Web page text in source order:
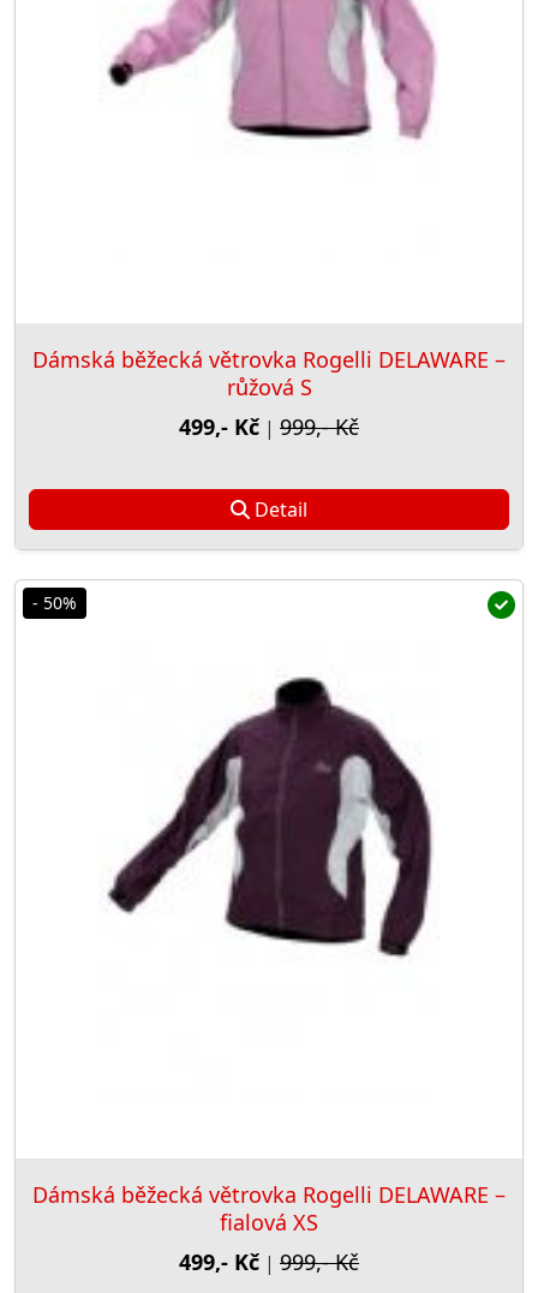
Dámská běžecká větrovka Rogelli DELAWARE –
růžová S
499,- Kč | 999,- Kč
Detail
- 50%
Dámská běžecká větrovka Rogelli DELAWARE –
fialová XS
499,- Kč | 999,- Kč